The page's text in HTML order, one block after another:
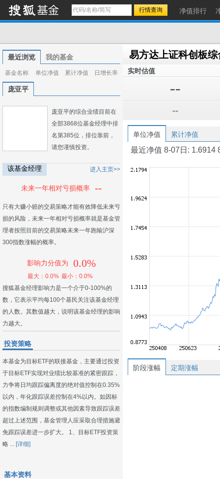
净值排行
最近浏览 我的基金
基金名称 单位净值 累计净值 日增长率
庞亚平
庞亚平的综合业绩目前在
全部3868位基金经理中排
名第385位，排位靠前，
请您谨慎投资。
该基金经理 进入主页>>
未来一年相对亏损概率 --
只有大赚小赔的交易策略才能有效降低未来亏
损的风险，未来一年相对亏损概率就是基金管
理者按照目前的交易策略未来一年跑输沪深
300指数涨幅的概率。
影响力分值为 0.0%
最大：0.0% 最小：0.0%
搜狐基金经理影响力是一个介于0-100%的
数，它表示平均每100个基民关注该基金经理
的人数。其数值越大，说明该基金经理的影响
力越大。
投资策略
本基金为目标ETF的联接基金，主要通过投资
于目标ETF实现对业绩比较基准的紧密跟踪，
力争将日均跟踪偏离度的绝对值控制在0.35%
以内，年化跟踪误差控制在4%以内。如因标
的指数编制规则调整或其他因素导致跟踪误差
超过上述范围，基金管理人应采取合理措施避
免跟踪误差进一步扩大。 1、目标ETF投资策
略 ... [详细]
基本资料
实时估值
--
--
单位净值 累计净值
最近净值 8-07日: 1.6914
阶段涨幅 定期涨幅